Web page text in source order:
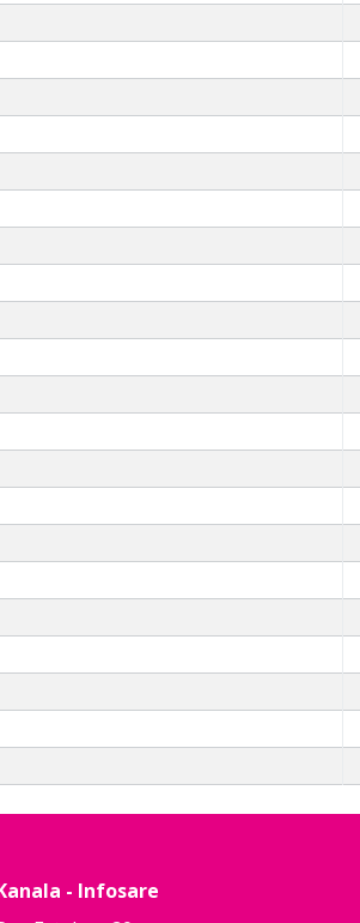
- Infosare